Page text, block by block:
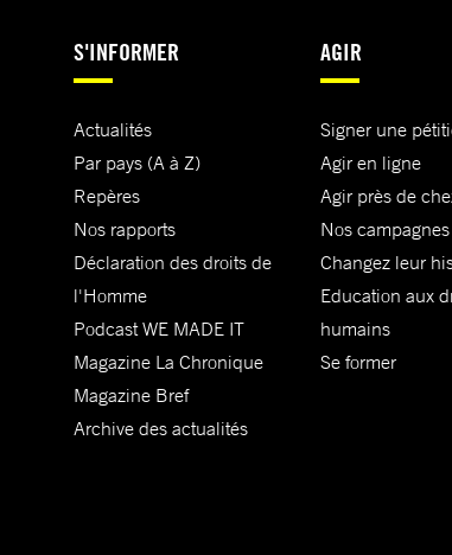
S'INFORMER
Actualités
Par pays (A à Z)
Repères
Nos rapports
Déclaration des droits de
l'Homme
Podcast WE MADE IT
Magazine La Chronique
Magazine Bref
Archive des actualités
AGIR
Signer une
Agir en ligne
Agir près de
Nos campagnes
Changez leur
Education aux
humains
Se former